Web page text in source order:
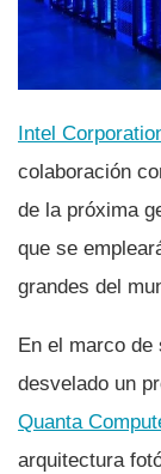
Intel
colaboración
de la próxima
que se
grandes del
En el marco
desvelado un
Quanta
arquitectura